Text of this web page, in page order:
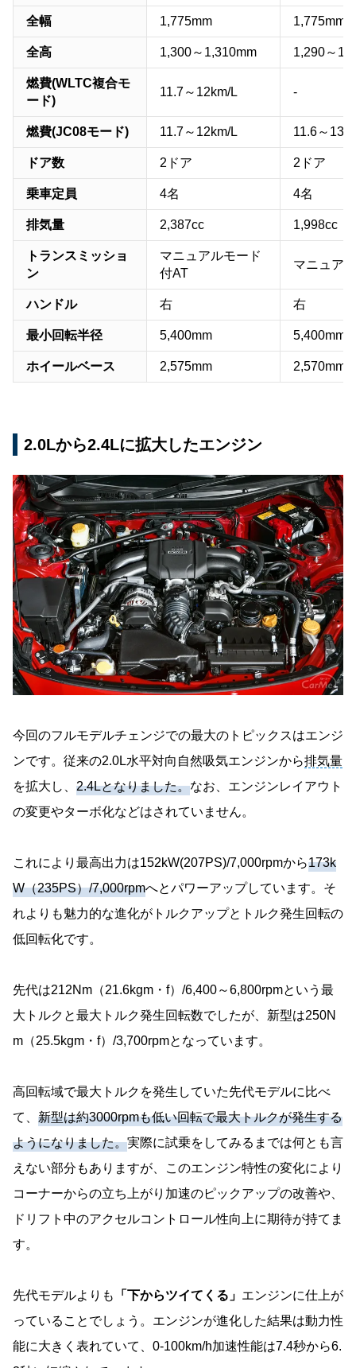
全幅 1,775mm 1,775mm
全高 1,300～1,310mm 1,290～
燃費(WLTC複合モ
ード)
11.7～12km/L -
燃費(JC08モード) 11.7～12km/L 11.6～
ドア数 2ドア 2ドア
乗車定員 4名 4名
排気量 2,387cc 1,998cc
トランスミッショ
ン
マニュアルモード
付AT
マニュアル
ハンドル 右 右
最小回転半径 5,400mm 5,400mm
ホイールベース 2,575mm 2,570mm
2.0Lから2.4Lに拡大したエンジン
今回のフルモデルチェンジでの最大のトピックスはエンジ
ンです。従来の2.0L水平対向自然吸気エンジンから排気量
を拡大し、 2.4Lとなりました。なお、エンジンレイアウト
の変更やターボ化などはされていません。
これにより最高出力は152kW(207PS)/7,000rpmから173k
W（235PS）/7,000rpmへとパワーアップしています。そ
れよりも魅力的な進化がトルクアップとトルク発生回転の
低回転化です。
先代は212Nm（21.6kgm・f）/6,400～6,800rpmという最
大トルクと最大トルク発生回転数でしたが、新型は250N
m（25.5kgm・f）/3,700rpmとなっています。
高回転域で最大トルクを発生していた先代モデルに比べ
て、 新型は約3000rpmも低い回転で最大トルクが発生する
ようになりました。実際に試乗をしてみるまでは何とも言
えない部分もありますが、このエンジン特性の変化により
コーナーからの立ち上がり加速のピックアップの改善や、
ドリフト中のアクセルコントロール性向上に期待が持てま
す。
先代モデルよりも 「下からツイてくる」 エンジンに仕上が
っていることでしょう。エンジンが進化した結果は動力性
能に大きく表れていて、0-100km/h加速性能は7.4秒から6.